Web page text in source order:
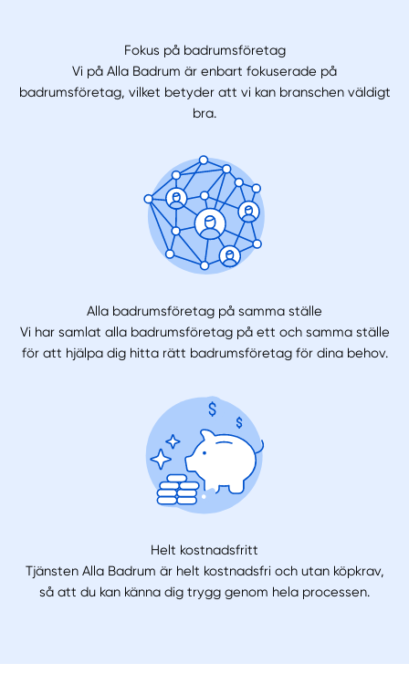
Fokus på badrumsföretag
Vi på Alla Badrum är enbart fokuserade på
badrumsföretag, vilket betyder att vi kan branschen väldigt
bra.
Alla badrumsföretag på samma ställe
Vi har samlat alla badrumsföretag på ett och samma ställe
för att hjälpa dig hitta rätt badrumsföretag för dina behov.
Helt kostnadsfritt
Tjänsten Alla Badrum är helt kostnadsfri och utan köpkrav,
så att du kan känna dig trygg genom hela processen.